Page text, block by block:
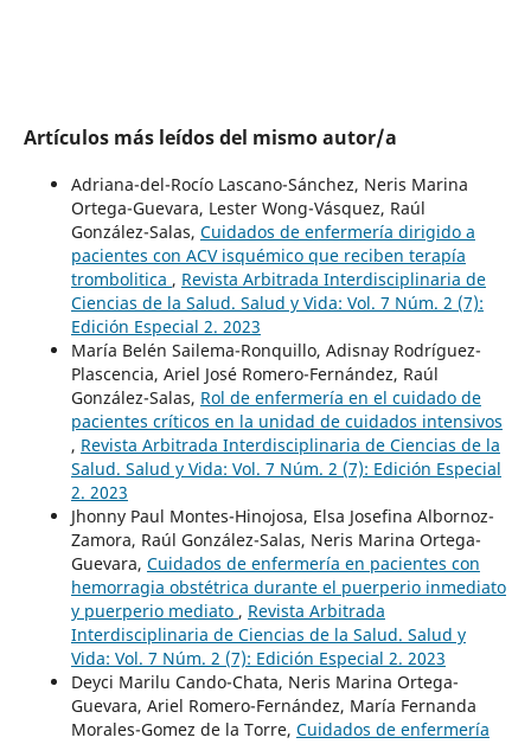
Artículos más leídos del mismo autor/a
Adriana-del-Rocío Lascano-Sánchez, Neris Marina
Ortega-Guevara, Lester Wong-Vásquez, Raúl
González-Salas, Cuidados de enfermería dirigido a
pacientes con ACV isquémico que reciben terapía
trombolitica , Revista Arbitrada Interdisciplinaria de
Ciencias de la Salud. Salud y Vida: Vol. 7 Núm. 2 (7):
Edición Especial 2. 2023
María Belén Sailema-Ronquillo, Adisnay Rodríguez-
Plascencia, Ariel José Romero-Fernández, Raúl
González-Salas, Rol de enfermería en el cuidado de
pacientes críticos en la unidad de cuidados intensivos
, Revista Arbitrada Interdisciplinaria de Ciencias de la
Salud. Salud y Vida: Vol. 7 Núm. 2 (7): Edición Especial
2. 2023
Jhonny Paul Montes-Hinojosa, Elsa Josefina Albornoz-
Zamora, Raúl González-Salas, Neris Marina Ortega-
Guevara, Cuidados de enfermería en pacientes con
hemorragia obstétrica durante el puerperio inmediato
y puerperio mediato , Revista Arbitrada
Interdisciplinaria de Ciencias de la Salud. Salud y
Vida: Vol. 7 Núm. 2 (7): Edición Especial 2. 2023
Deyci Marilu Cando-Chata, Neris Marina Ortega-
Guevara, Ariel Romero-Fernández, María Fernanda
Morales-Gomez de la Torre, Cuidados de enfermería